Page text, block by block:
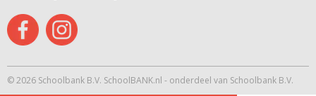
© 2026 Schoolbank B.V. SchoolBANK.nl - onderdeel van Schoolbank B.V.